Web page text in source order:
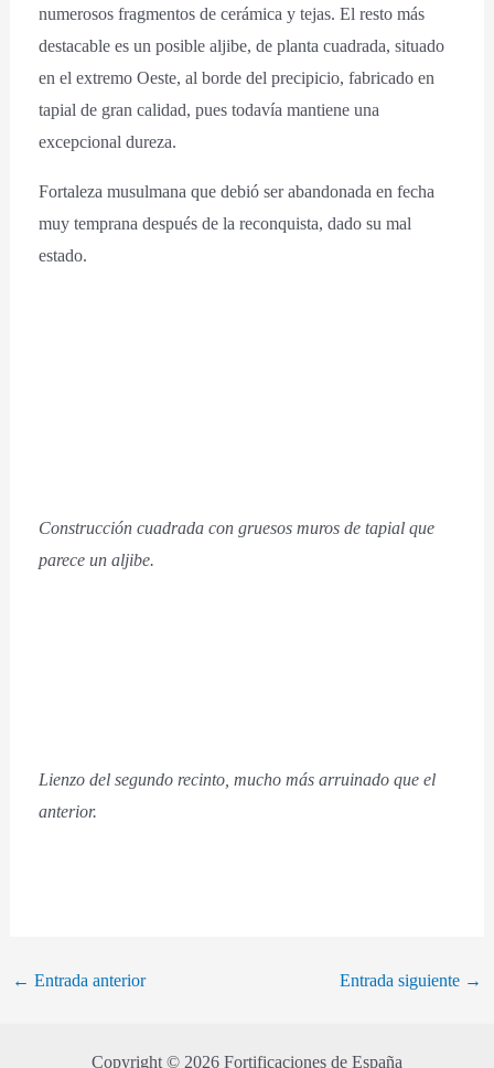
numerosos fragmentos de cerámica y tejas. El resto más
destacable es un posible aljibe, de planta cuadrada, situado
en el extremo Oeste, al borde del precipicio, fabricado en
tapial de gran calidad, pues todavía mantiene una
excepcional dureza.
Fortaleza musulmana que debió ser abandonada en fecha
muy temprana después de la reconquista, dado su mal
estado.
Construcción cuadrada con gruesos muros de tapial que
parece un aljibe.
Lienzo del segundo recinto, mucho más arruinado que el
anterior.
← Entrada anterior Entrada siguiente →
Copyright © 2026 Fortificaciones de España